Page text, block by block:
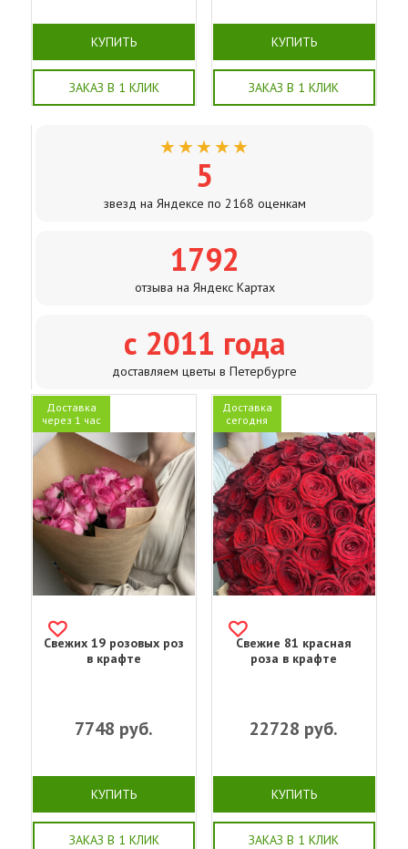
КУПИТЬ
ЗАКАЗ В 1 КЛИК
КУПИТЬ
ЗАКАЗ В 1 КЛИК
★★★★★
5
звезд на Яндексе по 2168 оценкам
1792
отзыва на Яндекс Картах
с 2011 года
доставляем цветы в Петербурге
Доставка
через 1 час
Свежих 19 розовых роз
в крафте
7748 руб.
КУПИТЬ
ЗАКАЗ В 1 КЛИК
Доставка
сегодня
Свежие 81 красная
роза в крафте
22728 руб.
КУПИТЬ
ЗАКАЗ В 1 КЛИК